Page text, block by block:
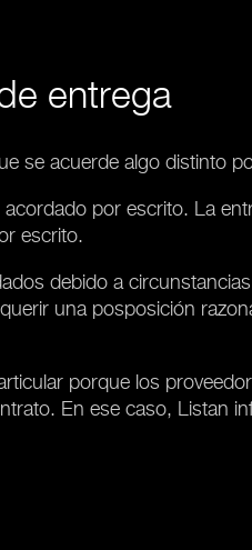
entrega
se acuerde algo distinto
por escrito. La
escrito.
debido a
una posposición
porque los
En ese caso, Listan